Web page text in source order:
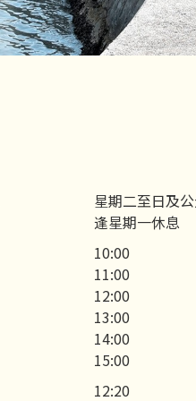
星期二至日及
逢星期一休息
10:00
11:00
12:00
13:00
14:00
15:00
12:20